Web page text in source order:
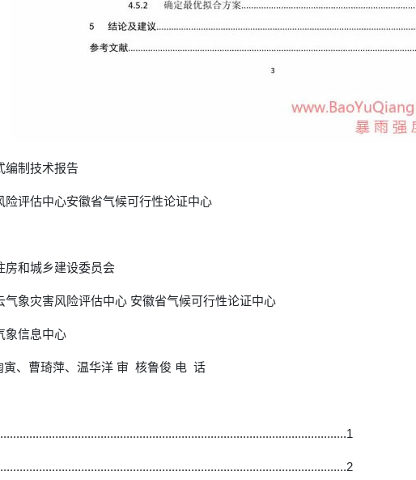
编制技术报告
险评估中心安徽省气候可行性论证中心
房和城乡建设委员会
气象灾害风险评估中心 安徽省气候可行性论证中心
象信息中心
、曹琦萍、温华洋 审 核鲁俊 电 话